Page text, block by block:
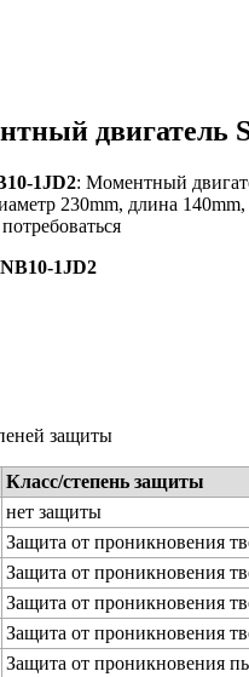
двигатель
1JD2: Моментный
230mm, длина
1JD2
защиты
Класс/степень защиты
нет защиты
Защита от проникновения
Защита от проникновения
Защита от проникновения
Защита от проникновения
Защита от проникновения